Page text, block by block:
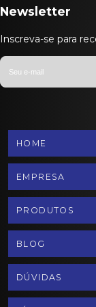
Newsletter
Inscreva-se para
HOME
EMPRESA
PRODUTOS
BLOG
DÚVIDAS